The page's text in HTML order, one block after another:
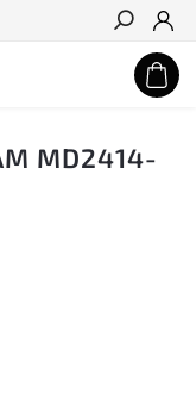
Hledat
MD2414-